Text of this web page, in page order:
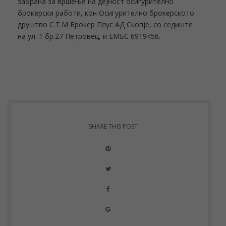
брокерски работи, кон Осигурително брокерското
друштво С.Т.М Брокер Плус АД Скопје, со седиште
на ул. 1 бр.27 Петровец, и ЕМБС 6919456.
SHARE THIS POST